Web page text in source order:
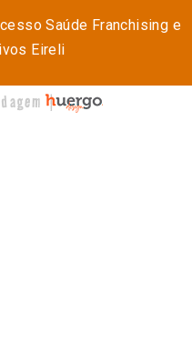
Saúde Franchising e
Eireli
|